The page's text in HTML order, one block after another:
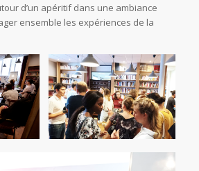
d’un apéritif dans une ambiance
ensemble les expériences de la